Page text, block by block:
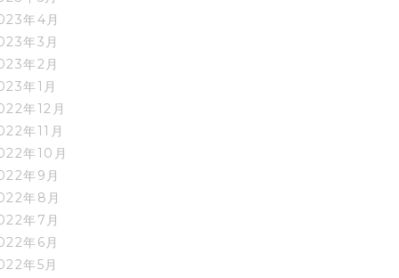
年4月
年3月
年2月
年1月
年12月
年11月
年10月
年9月
年8月
年7月
年6月
年5月